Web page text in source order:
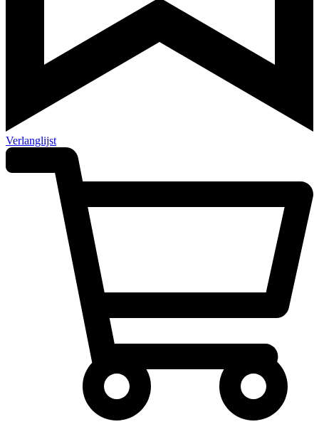
Verlanglijst